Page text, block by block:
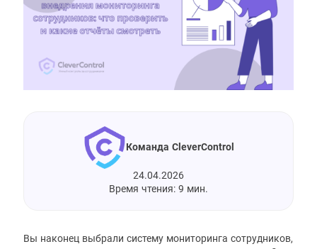
Команда CleverControl
24.04.2026
Время чтения: 9 мин.
Вы наконец выбрали систему мониторинга сотрудников,